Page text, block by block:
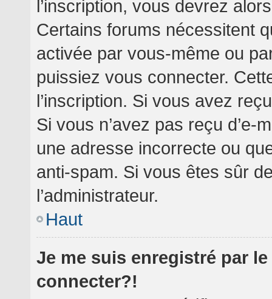
l’inscription, vous devrez
Certains forums nécessitent
activée par vous-même ou
puissiez vous connecter.
l’inscription. Si vous avez
Si vous n’avez pas reçu d’e-
une adresse incorrecte ou
anti-spam. Si vous êtes sûr
l’administrateur.
Haut
Je me suis enregistré par
connecter?!